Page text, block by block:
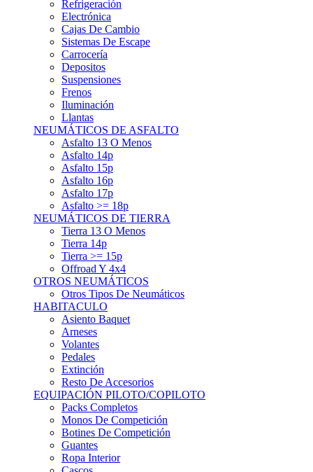
Refrigeración
Electrónica
Cajas De Cambio
Sistemas De Escape
Carrocería
Depositos
Suspensiones
Frenos
Iluminación
Llantas
NEUMÁTICOS DE ASFALTO
Asfalto 13 O Menos
Asfalto 14p
Asfalto 15p
Asfalto 16p
Asfalto 17p
Asfalto >= 18p
NEUMÁTICOS DE TIERRA
Tierra 13 O Menos
Tierra 14p
Tierra >= 15p
Offroad Y 4x4
OTROS NEUMÁTICOS
Otros Tipos De Neumáticos
HABITACULO
Asiento Baquet
Arneses
Volantes
Pedales
Extinción
Resto De Accesorios
EQUIPACIÓN PILOTO/COPILOTO
Packs Completos
Monos De Competición
Botines De Competición
Guantes
Ropa Interior